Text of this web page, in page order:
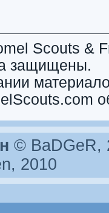
Scouts &
защищены.
© BaDGeR,
2010